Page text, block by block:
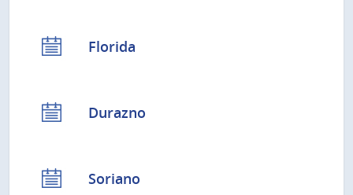
Florida
Durazno
Soriano